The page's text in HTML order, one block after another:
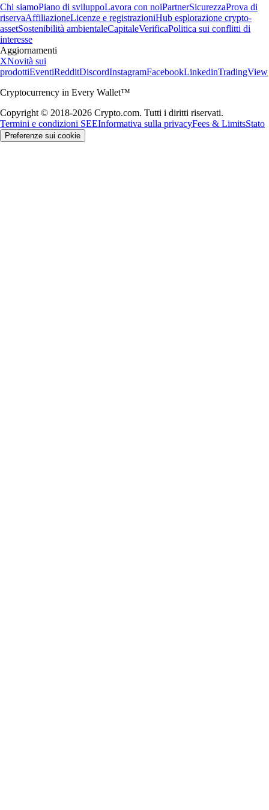
Chi siamoPiano di sviluppoLavora con noiPartnerSicurezzaProva di
riservaAffiliazioneLicenze e registrazioniHub esplorazione crypto-
assetSostenibilità ambientaleCapitaleVerificaPolitica sui conflitti di
interesse
Aggiornamenti
XNovità sui
prodottiEventiRedditDiscordInstagramFacebookLinkedinTradingView
Cryptocurrency in Every Wallet™
Copyright © 2018-2026 Crypto.com. Tutti i diritti riservati.
Termini e condizioni SEEInformativa sulla privacyFees & LimitsStato
Preferenze sui cookie